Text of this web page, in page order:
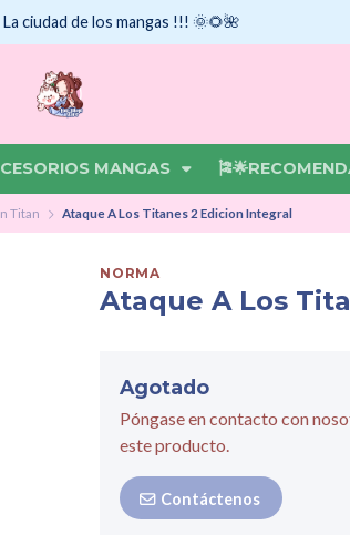
MANGAS
ciudad de los mangas !!! 🌞🌻🌺
Titan Ataque A Los Titanes 2 Edicion Integral
NORMA
Ataque A Los
Agotado
Póngase en contacto con
este producto.
Contáctenos